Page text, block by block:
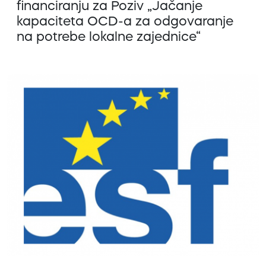
financiranju za Poziv „Jačanje
kapaciteta OCD-a za odgovaranje
na potrebe lokalne zajednice“